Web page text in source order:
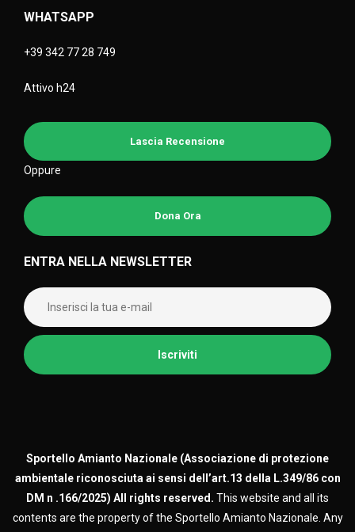
WHATSAPP
+39 342 77 28 749
Attivo h24
Lascia Recensione
Oppure
Dona Ora
ENTRA NELLA NEWSLETTER
Sportello Amianto Nazionale (Associazione di protezione
ambientale riconosciuta ai sensi dell’art.13 della L.349/86 con
DM n .166/2025) All rights reserved. This website and all its
contents are the property of the Sportello Amianto Nazionale. Any